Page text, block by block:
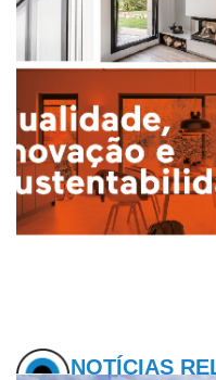
NOTÍCIAS